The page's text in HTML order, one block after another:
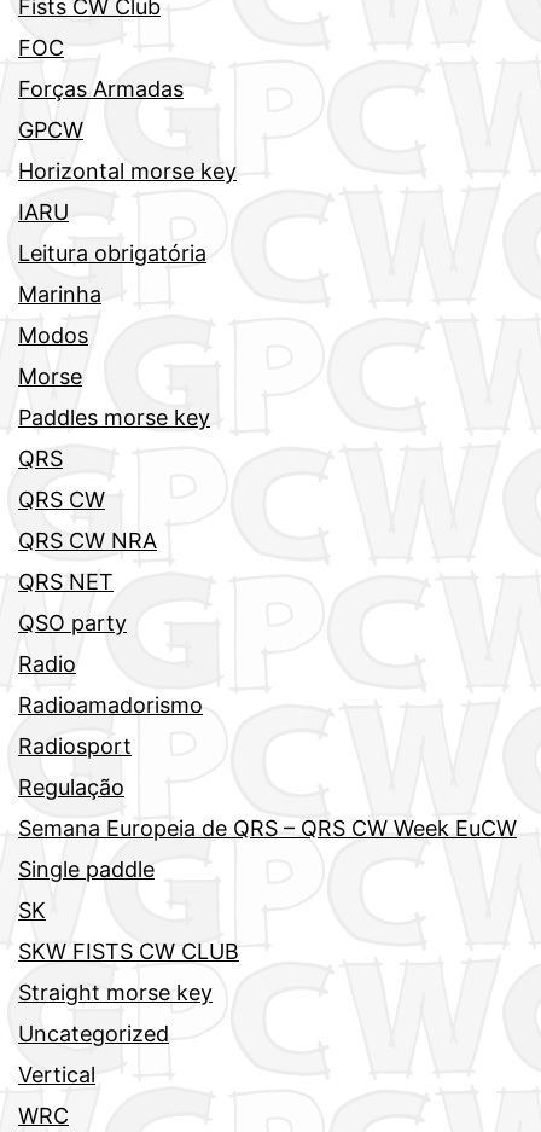
Fists CW Club
FOC
Forças Armadas
GPCW
Horizontal morse key
IARU
Leitura obrigatória
Marinha
Modos
Morse
Paddles morse key
QRS
QRS CW
QRS CW NRA
QRS NET
QSO party
Radio
Radioamadorismo
Radiosport
Regulação
Semana Europeia de QRS – QRS CW Week EuCW
Single paddle
SK
SKW FISTS CW CLUB
Straight morse key
Uncategorized
Vertical
WRC